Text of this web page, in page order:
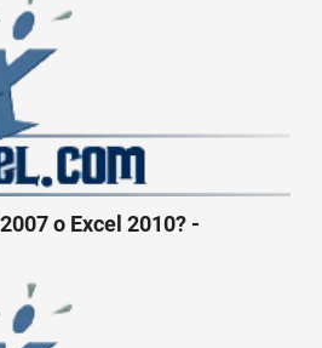
o Excel 2010? -